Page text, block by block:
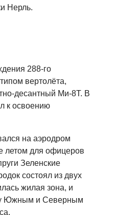
Нерль.
288-го
вертолёта,
десантный Ми-8Т. В
к освоению
на аэродром
летом для офицеров
Зеленские
состоял из двух
жилая зона, и
Южным и Северным